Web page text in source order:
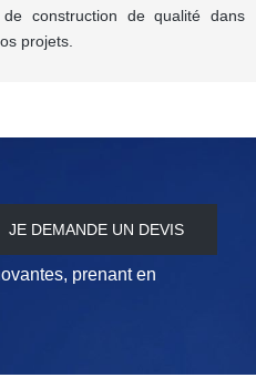
construction de qualité dans
projets.
JE DEMANDE UN DEVIS
prenant en